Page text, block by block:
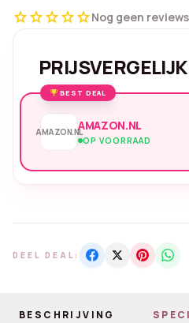
starstarstarstarstarNog geen reviews
BEST DEAL
AMAZON.NLAMAZON.NL
OP VOORRAAD
DEEL DEAL:
BESCHRIJVING